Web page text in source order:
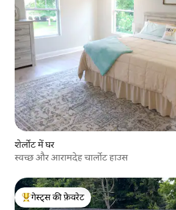
शेर्लोट में घर
स्वच्छ और आरामदेह चार्लोट हाउस
गेस्ट्स का टॉप फ़ेवरेट
गेस्ट्स की फ़ेवरेट